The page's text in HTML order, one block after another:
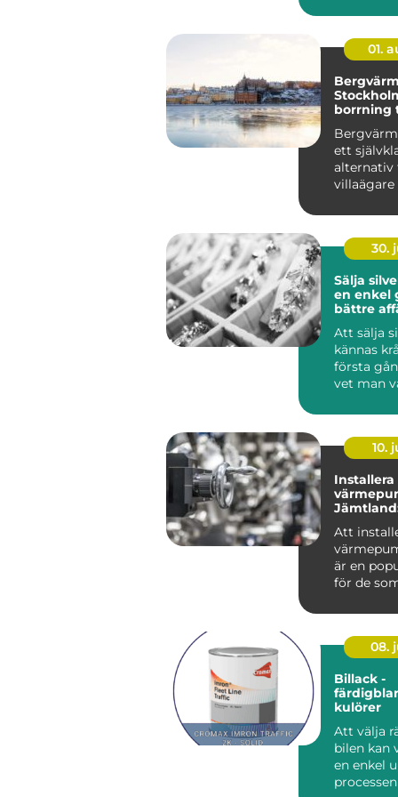
01.
borrning
ett
alternativ
villaägare
30.
Sälja
en enkel
bättre
Att sälja
kännas
första
vet man
m...
10.
Installera
Att
är en
för de
08.
Billack -
kulörer
Att välja
bilen kan
en enkel